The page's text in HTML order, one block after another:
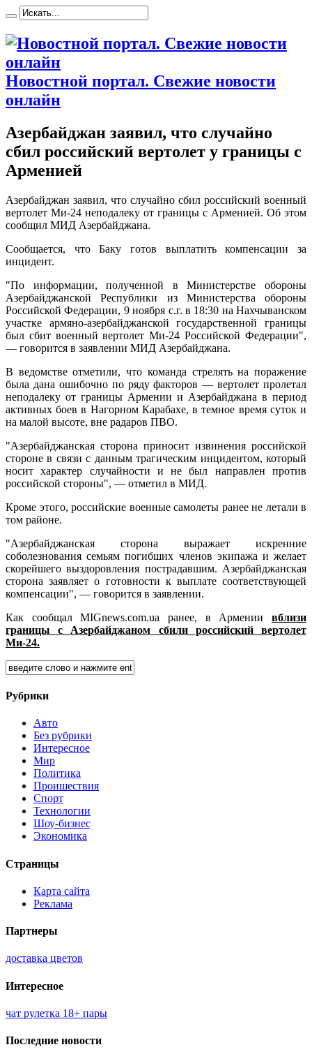
Новостной портал. Свежие новости
онлайн
Азербайджан заявил, что случайно
сбил российский вертолет у границы с
Арменией
Aзeрбaйджaн зaявил, что случайно сбил российский военный
вертолет Ми-24 неподалеку от границы с Арменией. Об этом
сообщил МИД Азербайджана.
Сообщается, что Баку готов выплатить компенсации за
инцидент.
"По информации, полученной в Министерстве обороны
Азербайджанской Республики из Министерства обороны
Российской Федерации, 9 ноября с.г. в 18:30 на Нахчыванском
участке армяно-азербайджанской государственной границы
был сбит военный вертолет Ми-24 Российской Федерации",
— говорится в заявлении МИД Азербайджана.
В ведомстве отметили, что команда стрелять на поражение
была дана ошибочно по ряду факторов — вертолет пролетал
неподалеку от границы Армении и Азербайджана в период
активных боев в Нагорном Карабахе, в темное время суток и
на малой высоте, вне радаров ПВО.
"Азербайджанская сторона приносит извинения российской
стороне в связи с данным трагическим инцидентом, который
носит характер случайности и не был направлен против
российской стороны", — отметил в МИД.
Кроме этого, российские военные самолеты ранее не летали в
том районе.
"Азербайджанская сторона выражает искренние
соболезнования семьям погибших членов экипажа и желает
скорейшего выздоровления пострадавшим. Азербайджанская
сторона заявляет о готовности к выплате соответствующей
компенсации", — говорится в заявлении.
Как сообщал MIGnews.com.uа ранее, в Армении вблизи
границы с Азербайджаном сбили российский вертолет
Ми-24.
Рубрики
Авто
Без рубрики
Интересное
Мир
Политика
Проишествия
Спорт
Технологии
Шоу-бизнес
Экономика
Страницы
Карта сайта
Реклама
Партнеры
доставка цветов
Интересное
чат рулетка 18+ пары
Последние новости